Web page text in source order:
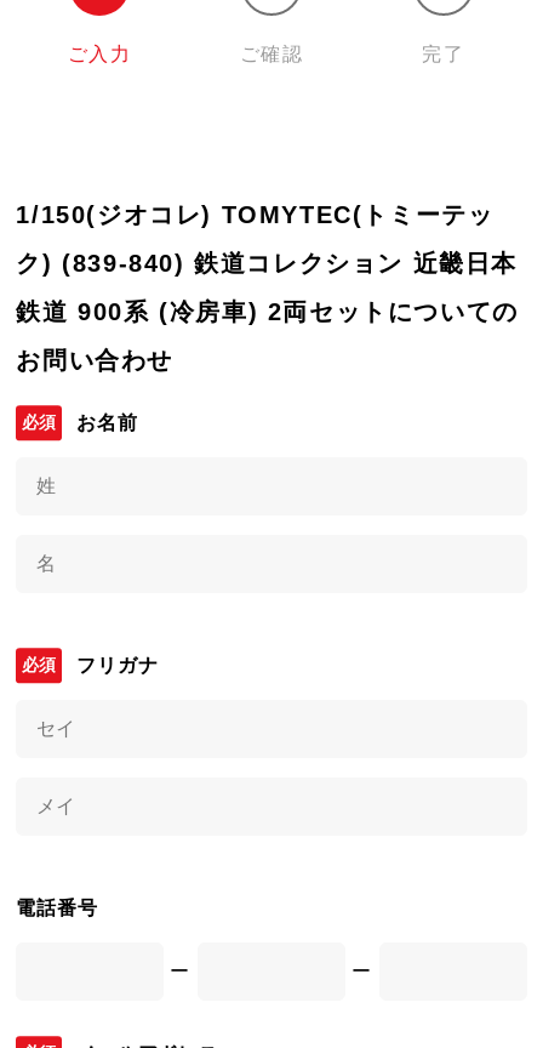
ご入力 ご確認 完了
1/150(ジオコレ) TOMYTEC(トミーテッ
ク) (839-840) 鉄道コレクション 近畿日本
鉄道 900系 (冷房車) 2両セットについての
お問い合わせ
お名前
フリガナ
電話番号
ー ー